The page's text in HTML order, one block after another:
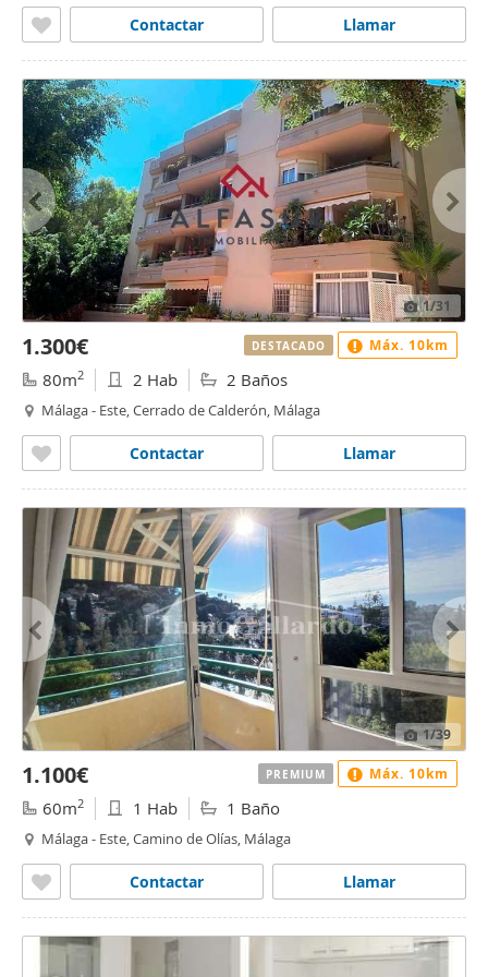
Llamar
Contactar
1/31
1.300€
80m2 2 Hab 2 Baños
Málaga - Este, Cerrado de Calderón, Málaga
Llamar
Contactar
DESTACADO Máx. 10km
1/39
1.100€
60m2 1 Hab 1 Baño
Málaga - Este, Camino de Olías, Málaga
Llamar
Contactar
PREMIUM Máx. 10km